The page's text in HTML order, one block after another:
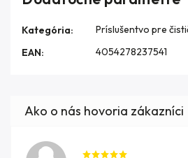
Kategória:
Príslušentvo pre
EAN: 4054278237541